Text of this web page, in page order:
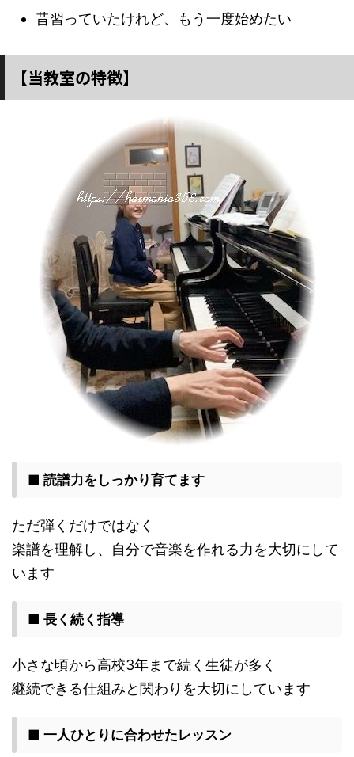
昔習っていたけれど、もう一度始めたい
【当教室の特徴】
■ 読譜力をしっかり育てます
ただ弾くだけではなく
楽譜を理解し、自分で音楽を作れる力を大切にして
います
■ 長く続く指導
小さな頃から高校3年まで続く生徒が多く
継続できる仕組みと関わりを大切にしています
■ 一人ひとりに合わせたレッスン